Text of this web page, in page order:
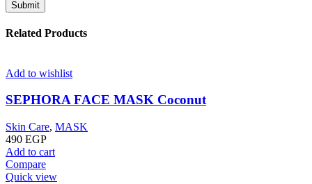
Related Products
Add to wishlist
SEPHORA FACE MASK Coconut
Skin Care, MASK
490 EGP
Add to cart
Compare
Quick view